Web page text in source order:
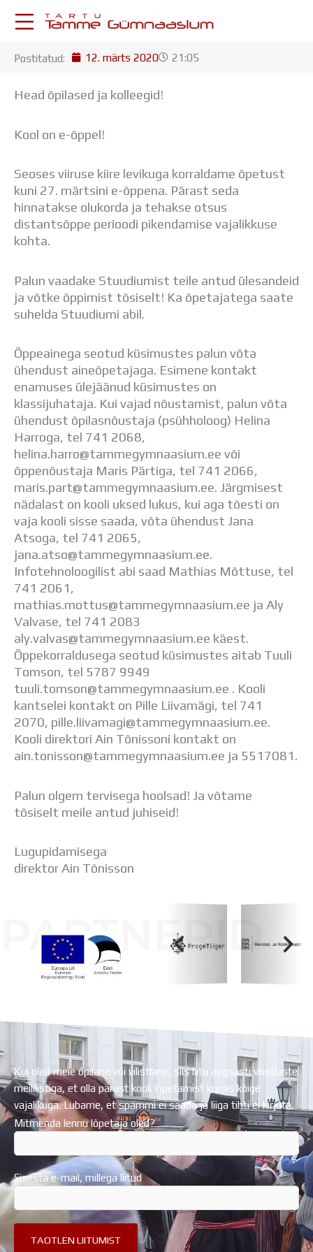
KESKKONNAD
Postkast
Tamme TV
Kooliraadio
Koorilaul
ÕPPETÖÖ
Tunniplaan
Huviringid
Õpilastööd (UPT)
Distantsõpe
Projektid
ÜLDINFO
Sisseastumine
Meie kool
Dokumendid
Uudised
Lapsevanemale
Vilistlastele
Toitlustamine
Virtuaaltuur
Õpilasesindus
Kontaktid
Tööpakkumised
Postitatud: 12. märts 2020 21:05
Head õpilased ja kolleegid!
Kool on e-õppel!
Seoses viiruse kiire levikuga korraldame õpetust
kuni 27. märtsini e-õppena. Pärast seda
hinnatakse olukorda ja tehakse otsus
distantsõppe perioodi pikendamise vajalikkuse
kohta.
Palun vaadake Stuudiumist teile antud ülesandeid
ja võtke õppimist tõsiselt! Ka õpetajatega saate
suhelda Stuudiumi abil.
Õppeainega seotud küsimustes palun võta
ühendust aineõpetajaga. Esimene kontakt
enamuses ülejäänud küsimustes on
klassijuhataja. Kui vajad nõustamist, palun võta
ühendust õpilasnõustaja (psühholoog) Helina
Harroga, tel 741 2068,
helina.harro@tammegymnaasium.ee või
õppenõustaja Maris Pärtiga, tel 741 2066,
maris.part@tammegymnaasium.ee. Järgmisest
nädalast on kooli uksed lukus, kui aga tõesti on
vaja kooli sisse saada, võta ühendust Jana
Atsoga, tel 741 2065,
jana.atso@tammegymnaasium.ee.
Infotehnoloogilist abi saad Mathias Mõttuse, tel
741 2061,
mathias.mottus@tammegymnaasium.ee ja Aly
Valvase, tel 741 2083
aly.valvas@tammegymnaasium.ee käest.
Õppekorraldusega seotud küsimustes aitab Tuuli
Tomson, tel 5787 9949
tuuli.tomson@tammegymnaasium.ee . Kooli
kantselei kontakt on Pille Liivamägi, tel 741
2070, pille.liivamagi@tammegymnaasium.ee.
Kooli direktori Ain Tõnissoni kontakt on
ain.tonisson@tammegymnaasium.ee ja 5517081.
Palun olgem tervisega hoolsad! Ja võtame
tõsiselt meile antud juhiseid!
Lugupidamisega
direktor Ain Tõnisson
PARTNERID
Kui oled meie õpilane või vilistlane, siis liitu aegsasti vilistlaste
meililistiga, et olla pärast kooli lõpetamist kursis kõige
vajalikuga. Lubame, et spämmi ei saada ja liiga tihti ei kirjuta.
Mitmenda lennu lõpetaja oled?
Sisesta e-mail, millega liitud